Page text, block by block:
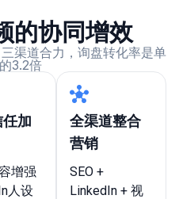
的协同增效
渠道合力，询盘转化率是单
3.2倍
加
增强
人设
全渠道整合
营销
SEO +
LinkedIn + 视